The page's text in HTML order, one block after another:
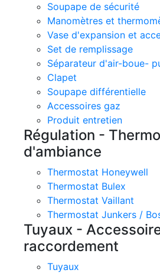
Soupape de sécurité
Manomètres et
Vase d'expansion et
Set de remplissage
Séparateur d'air-boue-
Clapet
Soupape différentielle
Accessoires gaz
Produit entretien
Régulation -
d'ambiance
Thermostat Honeywell
Thermostat Bulex
Thermostat Vaillant
Thermostat Junkers /
Tuyaux -
raccordement
Tuyaux